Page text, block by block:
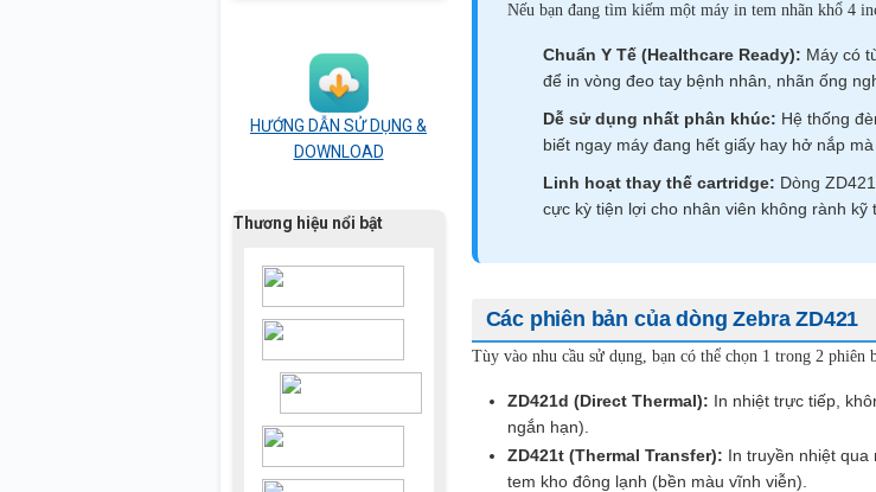
HƯỚNG DẪN SỬ DỤNG &
DOWNLOAD
Thương hiệu nổi bật
Nếu bạn đang tìm kiếm một máy in tem nhãn khổ 4
Chuẩn Y Tế (Healthcare Ready): Máy có
để in vòng đeo tay bệnh nhân, nhãn ống
Dễ sử dụng nhất phân khúc: Hệ thống
biết ngay máy đang hết giấy hay hở nắp
Linh hoạt thay thế cartridge: Dòng
cực kỳ tiện lợi cho nhân viên không rành kỹ
Các phiên bản của dòng Zebra ZD421
Tùy vào nhu cầu sử dụng, bạn có thể chọn 1 trong 2 phiên
ZD421d (Direct Thermal): In nhiệt trực tiếp,
ngắn hạn).
ZD421t (Thermal Transfer): In truyền nhiệt qua
tem kho đông lạnh (bền màu vĩnh viễn).